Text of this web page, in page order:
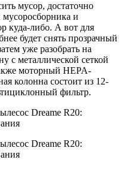
мусор, достаточно
и
куда-либо. А вот для
будет снять прозрачный
уже разобрать на
с металлической сеткой
моторный HEPA-
колонна состоит из 12-
фильтр.